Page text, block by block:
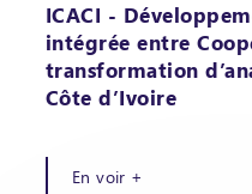
ICACI -
intégrée entre
transformation
Côte d’Ivoire
En voir +